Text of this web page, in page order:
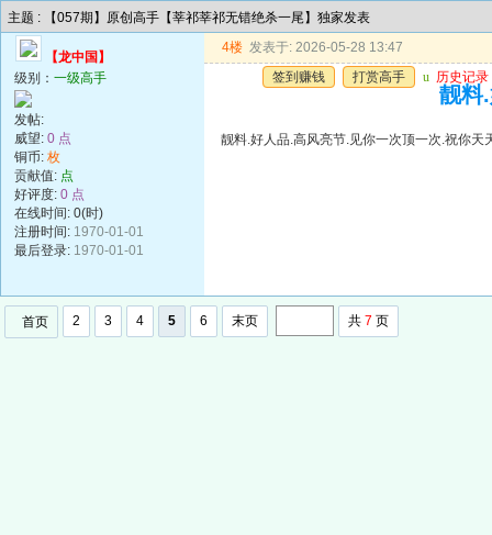
主题 : 【057期】原创高手【莘祁莘祁无错绝杀一尾】独家发表
【龙中国】
级别： 一级高手
发帖:
威望: 0 点
铜币: 枚
贡献值: 点
好评度: 0 点
在线时间: 0(时)
注册时间: 1970-01-01
最后登录: 1970-01-01
4楼 发表于: 2026-05-28 13:47
签到赚钱
打赏高手 u 历史记录
靓料
靓料.好人品.高风亮节.见你一次顶一次.祝你天
首页 2 3 4 5 6 末页 共 7 页